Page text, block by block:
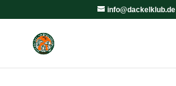
info@dackelklub.de